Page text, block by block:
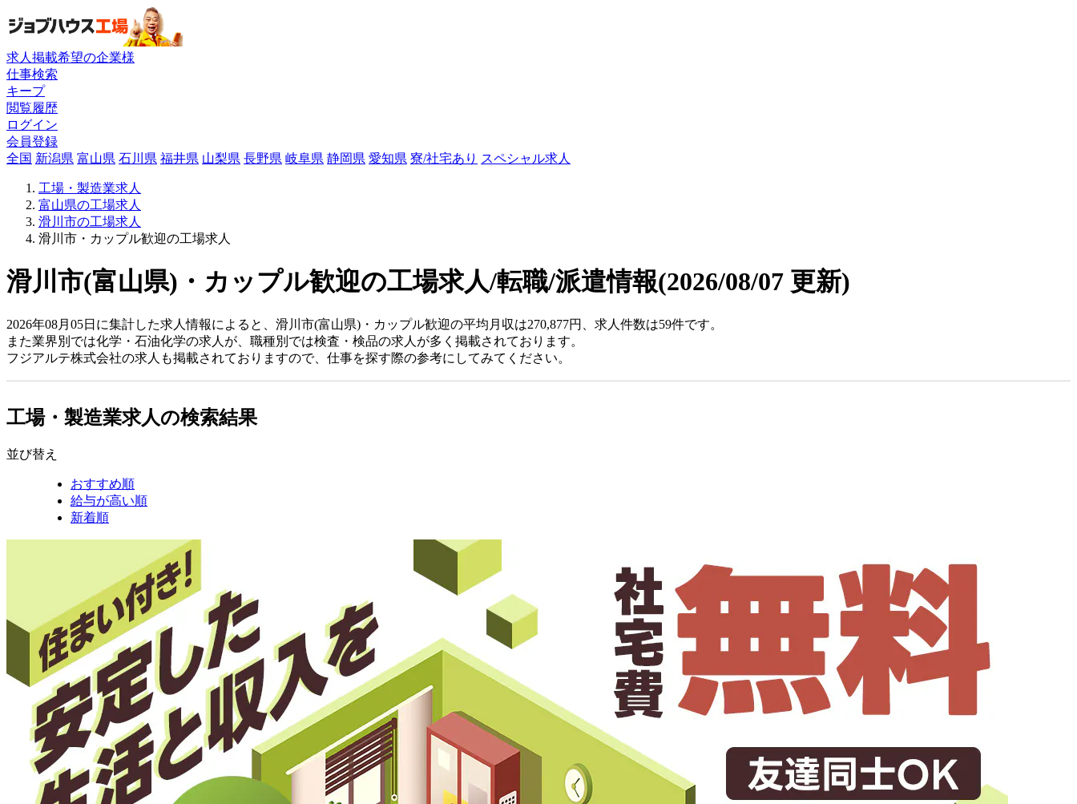
求人掲載希望の企業様
仕事検索
キープ
閲覧履歴
ログイン
会員登録
全国 新潟県 富山県 石川県 福井県 山梨県 長野県 岐阜県 静岡県 愛知県 寮/社宅あり スペシャル求人
工場・製造業求人
富山県の工場求人
滑川市の工場求人
滑川市・カップル歓迎の工場求人
滑川市(富山県)・カップル歓迎の工場求人/転職/派遣情報(2026/08/07 更新)
2026年08月05日に集計した求人情報によると、滑川市(富山県)・カップル歓迎の平均月収は270,877円、求人件数は59件です。
また業界別では化学・石油化学の求人が、職種別では検査・検品の求人が多く掲載されております。
フジアルテ株式会社の求人も掲載されておりますので、仕事を探す際の参考にしてみてください。
工場・製造業求人の検索結果
並び替え
おすすめ順
給与が高い順
新着順